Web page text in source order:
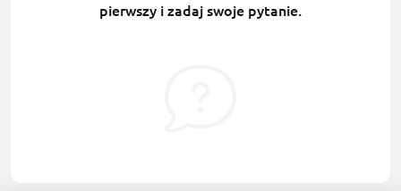
pierwszy i zadaj swoje pytanie.